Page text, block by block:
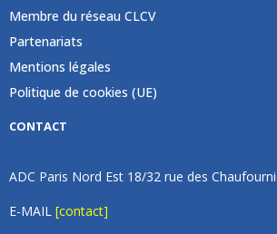
Membre du réseau CLCV
Partenariats
Mentions légales
Politique de cookies (UE)
CONTACT
ADC Paris Nord Est 18/32 rue des
E-MAIL [contact]